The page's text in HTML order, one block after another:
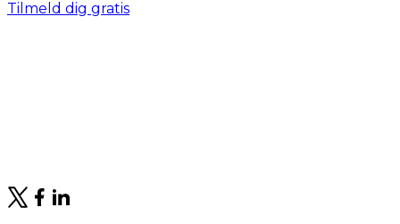
Tilmeld dig gratis